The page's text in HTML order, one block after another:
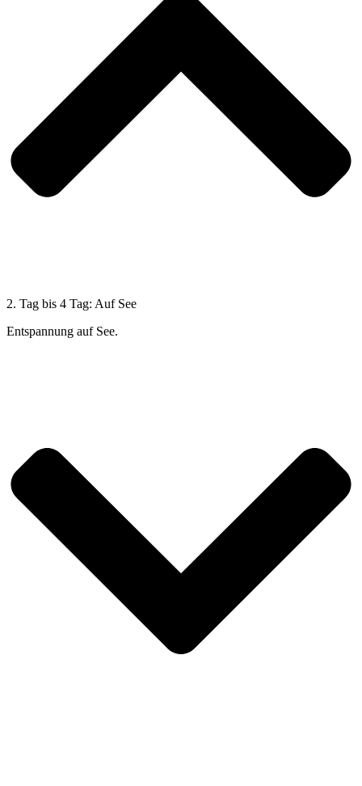
2. Tag bis 4 Tag: Auf See
Entspannung auf See.